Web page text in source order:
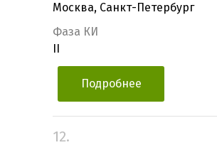
Москва, Санкт-Петербург
Фаза КИ
Подробнее
12.